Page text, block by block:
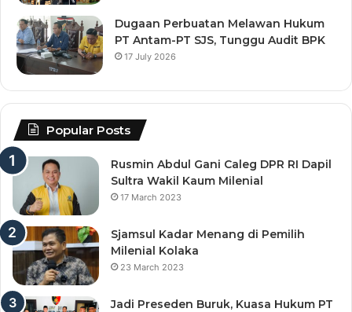
Dugaan Perbuatan Melawan Hukum
PT Antam-PT SJS, Tunggu Audit BPK
17 July 2026
Popular Posts
Rusmin Abdul Gani Caleg DPR RI Dapil
Sultra Wakil Kaum Milenial
17 March 2023
Sjamsul Kadar Menang di Pemilih
Milenial Kolaka
23 March 2023
Jadi Preseden Buruk, Kuasa Hukum PT